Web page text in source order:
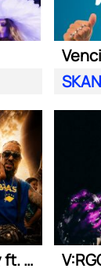
Nasyo Chernia, Fury ft. Bobo Armani